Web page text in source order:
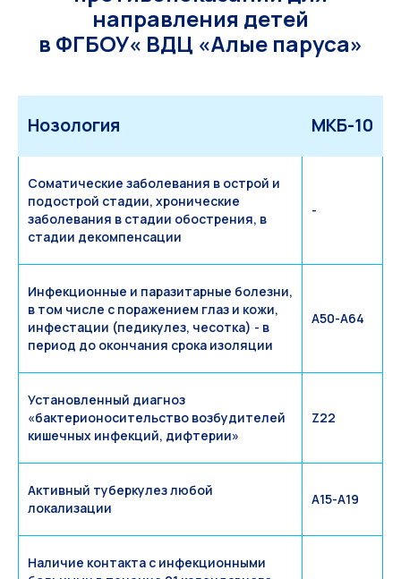
направления детей
в ФГБОУ« ВДЦ «Алые паруса»
Нозология МКБ-10
Соматические заболевания в острой и
подострой стадии, хронические
заболевания в стадии обострения, в
стадии декомпенсации
-
Инфекционные и паразитарные болезни,
в том числе с поражением глаз и кожи,
инфестации (педикулез, чесотка) - в
период до окончания срока изоляции
A50-A64
Установленный диагноз
«бактерионосительство возбудителей
кишечных инфекций, дифтерии»
Z22
Активный туберкулез любой
локализации
A15-A19
Наличие контакта с инфекционными